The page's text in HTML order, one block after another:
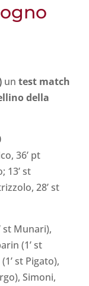
un test match
della
36’ pt
13’ st
28’ st
st Munari),
(1’ st
st Pigato),
Simoni,